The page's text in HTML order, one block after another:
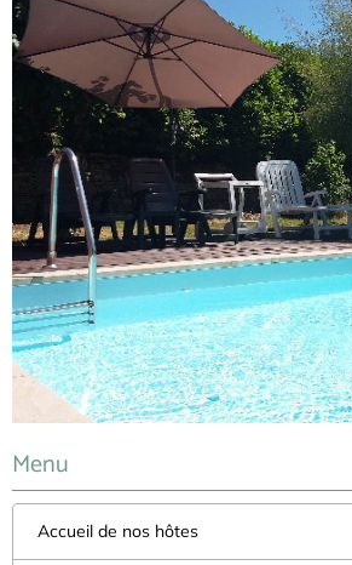
Menu
Accueil de nos hôtes